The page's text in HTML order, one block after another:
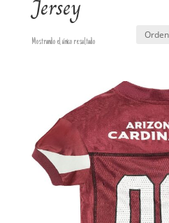
Jersey
Mostrando el único resultado